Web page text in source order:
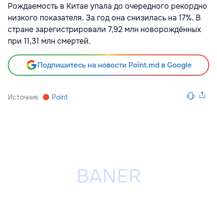
Рождаемость в Китае упала до очередного рекордно
низкого показателя. За год она снизилась на 17%. В
стране зарегистрировали 7,92 млн новорождённых
при 11,31 млн смертей.
Подпишитесь на новости Point.md в Google
Источник Point